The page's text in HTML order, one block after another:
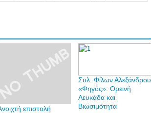
επιστολή
Συλ. Φίλων Αλεξάνδρου
«Φηγός»: Ορεινή
Λευκάδα και
Βιωσιμότητα